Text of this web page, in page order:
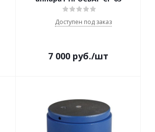
Доступен под заказ
7 000 руб./шт